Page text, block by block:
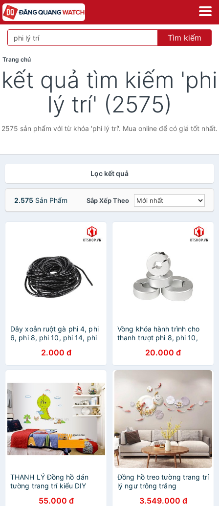
Tìm kiếm
Trang chủ
kết quả tìm kiếm 'phi
lý trí' (2575)
2575 sản phẩm với từ khóa 'phi lý trí'. Mua online để có giá tốt nhất.
Lọc kết quả
2.575 Sản Phẩm Sắp Xếp Theo
Dây xoắn ruột gà phi 4, phi
6, phi 8, phi 10, phi 14, phi
2.000 đ
Vòng khóa hành trình cho
thanh trượt phi 8, phi 10,
20.000 đ
THANH LÝ Đồng hồ dán
tường trang trí kiểu DIY
55.000 đ
Đồng hồ treo tường trang trí
lý ngư trông trăng
3.549.000 đ